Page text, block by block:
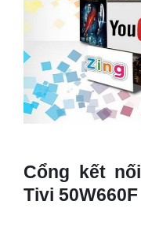
Cổng kết
Tivi 50W660F